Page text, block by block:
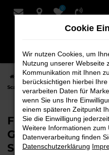
Zum
0
Startseite Stuhr Škoda
Scala Gebrauchtwagen für Stuhr bei
Finden Sie Ihren
Gebrauchtwagen
Schmidt + Koch
Cookie
Wir nutzen Cookies, um
Nutzung unserer Webseite
Kommunikation mit Ihnen
berücksichtigen hierbei
verarbeiten Daten für
wenn Sie uns Ihre
einem späteren Zeitpunkt
Sie die Einwilligung
Weitere Informationen zum
Datenverarbeitung finden
Datenschutzerklärung